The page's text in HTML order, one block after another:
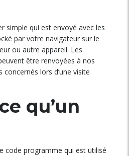
simple qui est envoyé avec les
par votre navigateur sur le
ou autre appareil. Les
être renvoyées à nos
lors d’une visite
qu’un
code programme qui est utilisé